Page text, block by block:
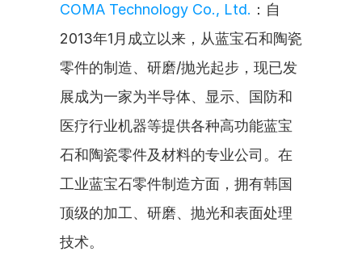
COMA Technology Co., Ltd. ：自
2013年1月成立以来，从蓝宝石和陶瓷
零件的制造、研磨/抛光起步，现已发
展成为一家为半导体、显示、国防和
医疗行业机器等提供各种高功能蓝宝
石和陶瓷零件及材料的专业公司。在
工业蓝宝石零件制造方面，拥有韩国
顶级的加工、研磨、抛光和表面处理
技术。